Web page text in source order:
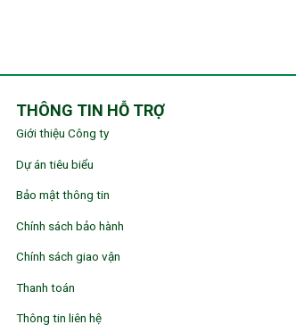
THÔNG TIN HỖ TRỢ
Giới thiệu Công ty
Dự án tiêu biểu
Bảo mật thông tin
Chính sách bảo hành
Chính sách giao vận
Thanh toán
Thông tin liên hệ